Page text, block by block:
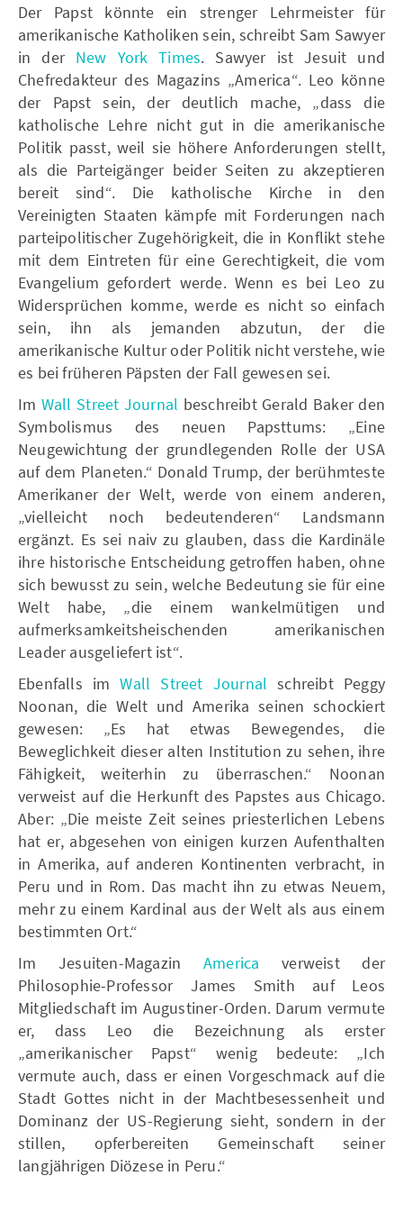
Der Papst könnte ein strenger Lehrmeister für
amerikanische Katholiken sein, schreibt Sam Sawyer
in der New York Times. Sawyer ist Jesuit und
Chefredakteur des Magazins „America“. Leo könne
der Papst sein, der deutlich mache, „dass die
katholische Lehre nicht gut in die amerikanische
Politik passt, weil sie höhere Anforderungen stellt,
als die Parteigänger beider Seiten zu akzeptieren
bereit sind“. Die katholische Kirche in den
Vereinigten Staaten kämpfe mit Forderungen nach
parteipolitischer Zugehörigkeit, die in Konflikt stehe
mit dem Eintreten für eine Gerechtigkeit, die vom
Evangelium gefordert werde. Wenn es bei Leo zu
Widersprüchen komme, werde es nicht so einfach
sein, ihn als jemanden abzutun, der die
amerikanische Kultur oder Politik nicht verstehe, wie
es bei früheren Päpsten der Fall gewesen sei.
Im Wall Street Journal beschreibt Gerald Baker den
Symbolismus des neuen Papsttums: „Eine
Neugewichtung der grundlegenden Rolle der USA
auf dem Planeten.“ Donald Trump, der berühmteste
Amerikaner der Welt, werde von einem anderen,
„vielleicht noch bedeutenderen“ Landsmann
ergänzt. Es sei naiv zu glauben, dass die Kardinäle
ihre historische Entscheidung getroffen haben, ohne
sich bewusst zu sein, welche Bedeutung sie für eine
Welt habe, „die einem wankelmütigen und
aufmerksamkeitsheischenden amerikanischen
Leader ausgeliefert ist“.
Ebenfalls imWall Street Journalschreibt Peggy
Noonan, die Welt und Amerika seinen schockiert
gewesen: „Es hat etwas Bewegendes, die
Beweglichkeit dieser alten Institution zu sehen, ihre
Fähigkeit, weiterhin zu überraschen.“ Noonan
verweist auf die Herkunft des Papstes aus Chicago.
Aber: „Die meiste Zeit seines priesterlichen Lebens
hat er, abgesehen von einigen kurzen Aufenthalten
in Amerika, auf anderen Kontinenten verbracht, in
Peru und in Rom. Das macht ihn zu etwas Neuem,
mehr zu einem Kardinal aus der Welt als aus einem
bestimmten Ort.“
Im Jesuiten-Magazin Americaverweist der
Philosophie-Professor James Smith auf Leos
Mitgliedschaft im Augustiner-Orden. Darum vermute
er, dass Leo die Bezeichnung als erster
„amerikanischer Papst“ wenig bedeute: „Ich
vermute auch, dass er einen Vorgeschmack auf die
Stadt Gottes nicht in der Machtbesessenheit und
Dominanz der US-Regierung sieht, sondern in der
stillen, opferbereiten Gemeinschaft seiner
langjährigen Diözese in Peru.“